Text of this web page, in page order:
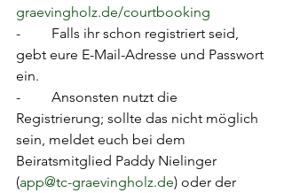
graevingholz.de/courtbooking
-	Falls ihr schon registriert seid,
gebt eure E-Mail-Adresse und Passwort
ein.
-	Ansonsten nutzt die
Registrierung; sollte das nicht möglich
sein, meldet euch bei dem
Beiratsmitglied Paddy Nielinger
(app@tc-graevingholz.de) oder der